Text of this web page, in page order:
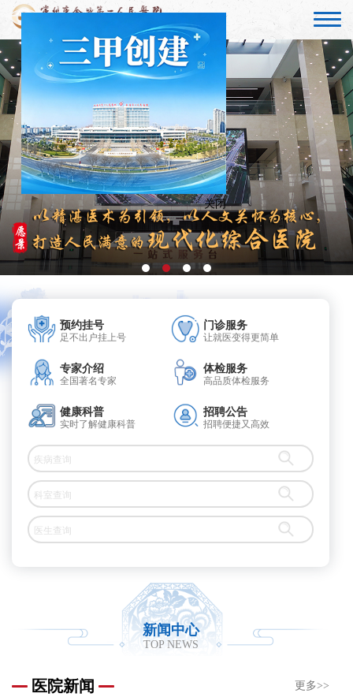
关闭
预约挂号
足不出户挂上号
门诊服务
让就医变得更简单
专家介绍
全国著名专家
体检服务
高品质体检服务
健康科普
实时了解健康科普
招聘公告
招聘便捷又高效
新闻中心
TOP NEWS
医院新闻 更多>>